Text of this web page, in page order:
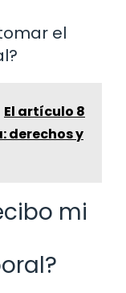
el
El artículo 8
derechos y
mi